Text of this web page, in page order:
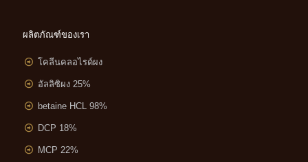
ผลิตภัณฑ์ของเรา
โคลีนคลอไรด์ผง
อัลลิซิผง 25%
betaine HCL 98%
DCP 18%
MCP 22%